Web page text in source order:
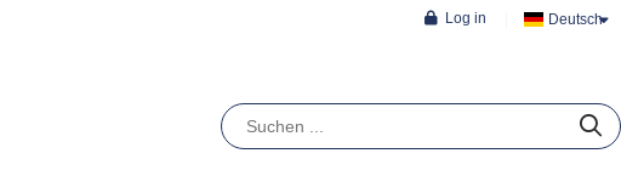
Deutsch
Log in